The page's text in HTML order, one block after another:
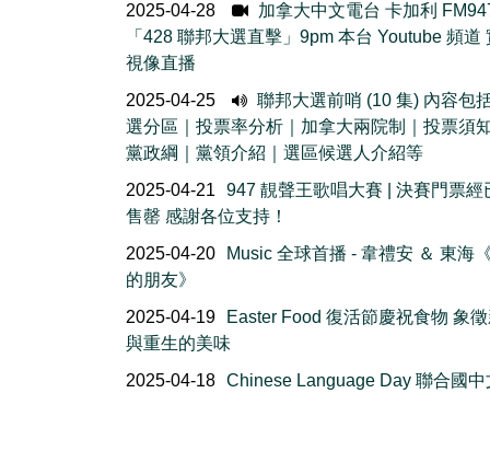
2025-04-28
加拿大中文電台 卡加利
「428 聯邦大選直擊」9pm 本台 Youtube 頻道
視像直播
2025-04-25
聯邦大選前哨 (10 集) 內容包
選分區｜投票率分析｜加拿大兩院制｜投票須
黨政綱｜黨領介紹｜選區候選人介紹等
2025-04-21
947 靚聲王歌唱大賽 | 決賽門票經
售罄 感謝各位支持！
2025-04-20
Music 全球首播 - 韋禮安 ＆ 東海
的朋友》
2025-04-19
Easter Food 復活節慶祝食物 象
與重生的美味
2025-04-18 Chinese Language Day 聯合國中